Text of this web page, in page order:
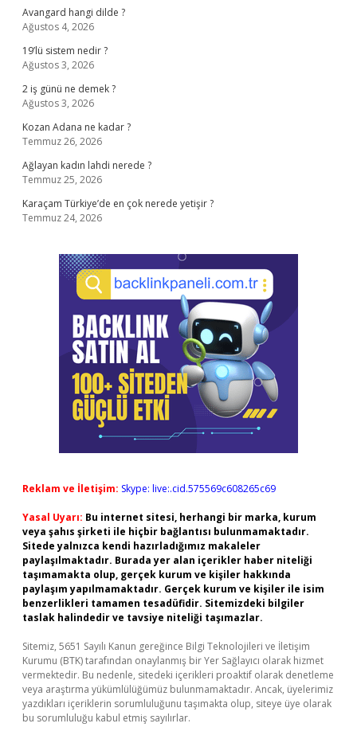
Avangard hangi dilde ?
Ağustos 4, 2026
19’lü sistem nedir ?
Ağustos 3, 2026
2 iş günü ne demek ?
Ağustos 3, 2026
Kozan Adana ne kadar ?
Temmuz 26, 2026
Ağlayan kadın lahdi nerede ?
Temmuz 25, 2026
Karaçam Türkiye’de en çok nerede yetişir ?
Temmuz 24, 2026
Reklam ve İletişim: Skype: live:.cid.575569c608265c69
Yasal Uyarı: Bu internet sitesi, herhangi bir marka, kurum
veya şahıs şirketi ile hiçbir bağlantısı bulunmamaktadır.
Sitede yalnızca kendi hazırladığımız makaleler
paylaşılmaktadır. Burada yer alan içerikler haber niteliği
taşımamakta olup, gerçek kurum ve kişiler hakkında
paylaşım yapılmamaktadır. Gerçek kurum ve kişiler ile isim
benzerlikleri tamamen tesadüfidir. Sitemizdeki bilgiler
taslak halindedir ve tavsiye niteliği taşımazlar.
Sitemiz, 5651 Sayılı Kanun gereğince Bilgi Teknolojileri ve İletişim
Kurumu (BTK) tarafından onaylanmış bir Yer Sağlayıcı olarak hizmet
vermektedir. Bu nedenle, sitedeki içerikleri proaktif olarak denetleme
veya araştırma yükümlülüğümüz bulunmamaktadır. Ancak, üyelerimiz
yazdıkları içeriklerin sorumluluğunu taşımakta olup, siteye üye olarak
bu sorumluluğu kabul etmiş sayılırlar.